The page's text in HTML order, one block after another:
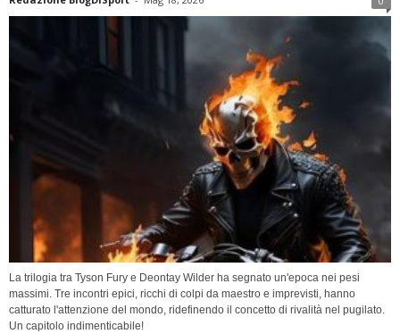
La trilogia tra Tyson Fury e Deontay Wilder ha segnato un'epoca nei pesi
massimi. Tre incontri epici, ricchi di colpi da maestro e imprevisti, hanno
catturato l'attenzione del mondo, ridefinendo il concetto di rivalità nel pugilato.
Un capitolo indimenticabile!